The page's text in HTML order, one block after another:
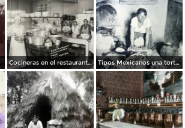
Cocineras en el restaurante Chapultepec Tipos Mexicanos una tortillera.